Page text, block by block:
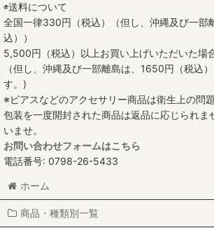
◉送料について
全国一律330円（税込）（但し、沖縄及び一部
込））
5,500円（税込）以上お買い上げいただいた場
（但し、沖縄及び一部離島は、1650円（税込
す。)
※ピアスなどのアクセサリー商品は衛生上の問
包装を一度開封された商品は返品に応じられま
いませ。
お問い合わせフォームはこちら
電話番号: 0798-26-5433
ホーム
商品・種類別一覧